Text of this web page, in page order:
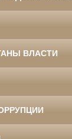
ВЛАСТИ